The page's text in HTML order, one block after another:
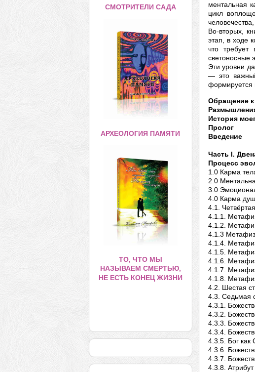
ментальная
цикл
Во-вторых,
этап, в ходе
что требует
светоносные
Эти уровни
— это
формируется
Обращение к
История
Пролог
Введение
Часть I.
Процесс
1.0 Карма
2.0
3.0
4.0 Карма
4.1.
4.1.1.
4.1.2.
4.1.3
4.1.4.
4.1.5.
4.1.6.
4.1.7.
4.1.8.
4.2. Шестая
4.3. Седьмая
4.3.1.
4.3.2.
4.3.3.
4.3.4.
4.3.5. Бог как
4.3.6.
4.3.7.
4.3.8.
СМОТРИТЕЛИ САДА
АРХЕОЛОГИЯ ПАМЯТИ
ТО, ЧТО МЫ
НАЗЫВАЕМ СМЕРТЬЮ,
НЕ ЕСТЬ КОНЕЦ ЖИЗНИ